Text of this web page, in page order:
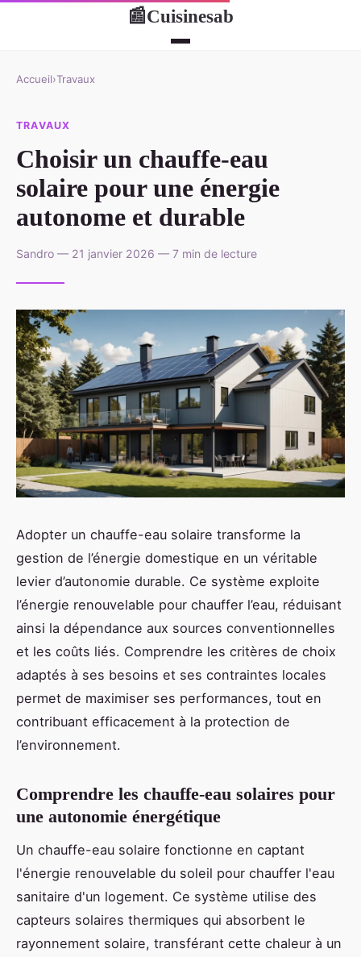
📰Cuisinesab
Accueil›Travaux
TRAVAUX
Choisir un chauffe-eau
solaire pour une énergie
autonome et durable
Sandro — 21 janvier 2026 — 7 min de lecture
Adopter un chauffe-eau solaire transforme la
gestion de l’énergie domestique en un véritable
levier d’autonomie durable. Ce système exploite
l’énergie renouvelable pour chauffer l’eau, réduisant
ainsi la dépendance aux sources conventionnelles
et les coûts liés. Comprendre les critères de choix
adaptés à ses besoins et ses contraintes locales
permet de maximiser ses performances, tout en
contribuant efficacement à la protection de
l’environnement.
Comprendre les chauffe-eau solaires pour
une autonomie énergétique
Un chauffe-eau solaire fonctionne en captant
l'énergie renouvelable du soleil pour chauffer l'eau
sanitaire d'un logement. Ce système utilise des
capteurs solaires thermiques qui absorbent le
rayonnement solaire, transférant cette chaleur à un